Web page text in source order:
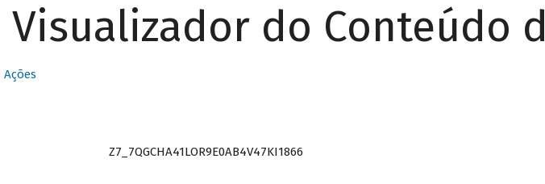
Visualizador do Conteúdo
Ações
Z7_7QGCHA41LOR9E0AB4V47KI1866